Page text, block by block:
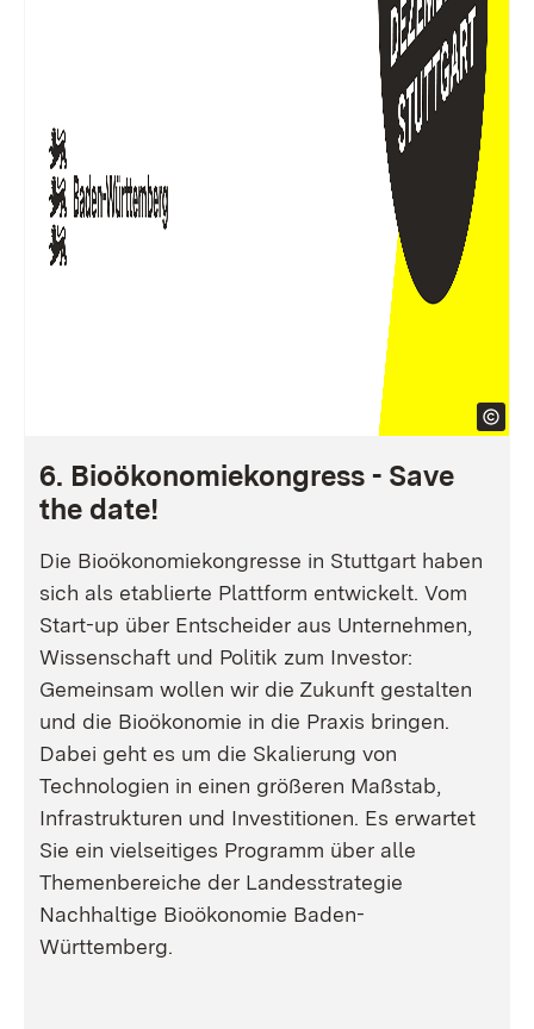
6. Bioökonomiekongress - Save
the date!
Die Bioökonomiekongresse in Stuttgart haben
sich als etablierte Plattform entwickelt. Vom
Start-up über Entscheider aus Unternehmen,
Wissenschaft und Politik zum Investor:
Gemeinsam wollen wir die Zukunft gestalten
und die Bioökonomie in die Praxis bringen.
Dabei geht es um die Skalierung von
Technologien in einen größeren Maßstab,
Infrastrukturen und Investitionen. Es erwartet
Sie ein vielseitiges Programm über alle
Themenbereiche der Landesstrategie
Nachhaltige Bioökonomie Baden-
Württemberg.